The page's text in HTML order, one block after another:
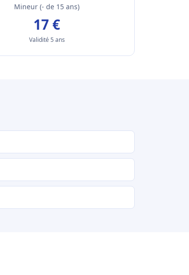
Mineur (- de 15 ans)
17 €
Validité 5 ans